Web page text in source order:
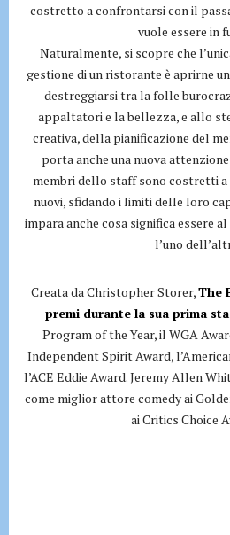
costretto a confrontarsi con il
vuole essere in
Naturalmente, si scopre che
gestione di un ristorante è aprirne
destreggiarsi tra la folle
appaltatori e la bellezza, e allo
creativa, della pianificazione del
porta anche una nuova
membri dello staff sono costretti a
nuovi, sfidando i limiti delle loro
impara anche cosa significa essere
l’uno
Creata da Christopher Storer,The
premi durante la sua prima
Program of the Year, il WGA
Independent Spirit Award,
l’ACE Eddie Award. Jeremy Allen
come miglior attore comedy ai
ai Critics Choice